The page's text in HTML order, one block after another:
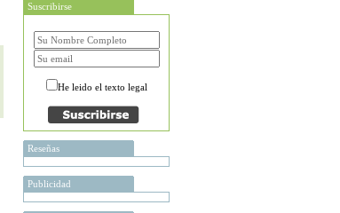
Suscribirse
He leido el texto legal
Reseñas
Publicidad